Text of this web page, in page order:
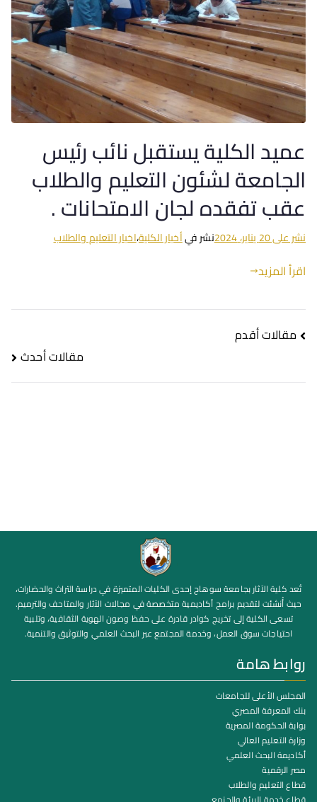
عميد الكلية يستقبل نائب رئيس
الجامعة لشئون التعليم والطلاب
عقب تفقده لجان الامتحانات .
نشر على20 يناير، 2024 نشر فيأخبار الكلية،اخبار التعليم والطلاب
اقرأ المزيد
مقالات أقدم
مقالات أحدث
تُعد كلية الآثار بجامعة سوهاج إحدى الكليات المتميزة في دراسة التراث والحضارات،
حيث أُنشئت لتقديم برامج أكاديمية متخصصة في مجالات الآثار والمتاحف والترميم.
تسعى الكلية إلى تخريج كوادر قادرة على حفظ وصون الهوية الثقافية، وتلبية
احتياجات سوق العمل، وخدمة المجتمع عبر البحث العلمي والتوثيق والتنمية.
روابط هامة
المجلس الأعلى للجامعات
بنك المعرفة المصري
بوابة الحكومة المصرية
وزارة التعليم العالي
أكاديمة البحث العلمي
مصر الرقمية
قطاع التعليم والطلاب